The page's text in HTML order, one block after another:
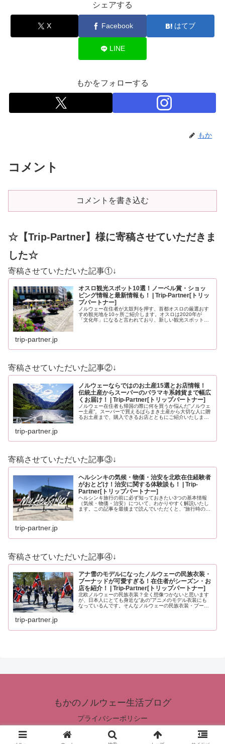
シェアする
X Facebook はてブ
LINE
もかをフォローする
もか
コメント
コメントを書き込む
☆【Trip-Partner】様に寄稿させていただきま
した☆
寄稿させていただいた記事①↓
オスロ観光スポット10選！ノーベル賞・ショッ
ピング情報と最新情報も！ | Trip-Partner[トリッ
プパートナー]
ノルウェー在住者が太鼓判を押す、首都オスロの厳選おす
すめ観光地を10ヶ所ご紹介します。オスロは2020年が
「文化年」になると言われており、新しい観光スポットも
trip-partner.jp
寄稿させていただいた記事②↓
ノルウェーならではのお土産15選とお店情報！
伝統土産からスーパーのバラマキ系雑貨まで幅広
くお届け！ | Trip-Partner[トリップパートナー]
ノルウェー在住者も帰国の際に何を買うか悩んだ”ノルウェ
ー土産”。スーパーで買えるばらまき土産から大切な人に贈
るお土産まで、購入できるお店とともにご紹介いたしま
trip-partner.jp
寄稿させていただいた記事③↓
ヘルシンキの気候・物価・治安を北欧在住経験者
がおとどけ！治安に関する体験談も！ | Trip-
Partner[トリップパートナー]
ヘルシンキ旅行の前に必ず知っておきたい3つの基本情報
（気候・物価・治安）について、わかりやすく解説いたし
ます。この記事を最後まで読んでいただくと、”旅行時の服
trip-partner.jp
寄稿させていただいた記事④↓
アナ雪のモデルになったノルウェーの民族衣装・
ブーナッドが可愛すぎる！在住者がシーズン・お
店を紹介！ | Trip-Partner[トリップパートナー]
北欧ノルウェーの民族衣装？全く想像つかないと思います
が、日本人にとても身近な”あの”アニメのモデル衣装にも
なっているんです。そんなノルウェーの民族衣装・ブーナ
trip-partner.jp
もかのノルウェー生活ブログ
プライバシーポリシー
© 2019 もかのノルウェー生活ブログ.